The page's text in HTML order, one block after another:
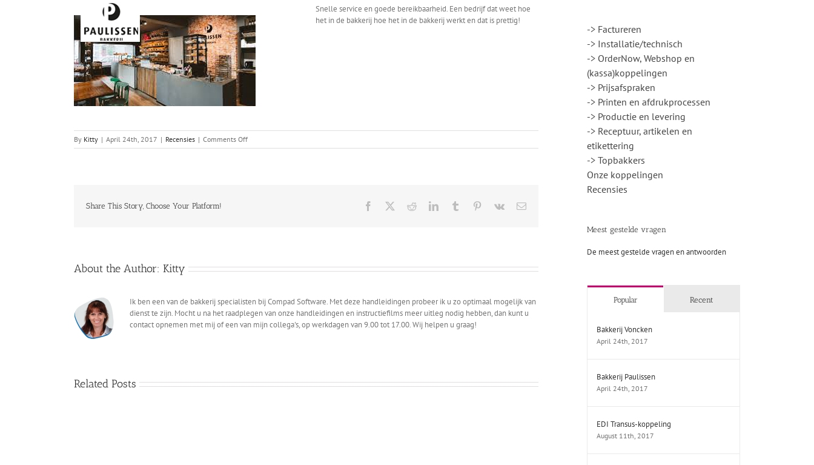
Snelle service en goede bereikbaarheid. Een bedrijf dat weet hoe
het in de bakkerij hoe het in de bakkerij werkt en dat is prettig!
By Kitty | April 24th, 2017 | Recensies | Comments Offon
Bakkerij
Share This Story, Choose Your Platform! Facebook RedditLinkedInTumblr Pinterest
Vk Email
About the Author: Kitty
Ik ben een van de bakkerij specialisten bij Compad Software. Met deze handleidingen probeer ik u zo optimaal mogelijk van
dienst te zijn. Mocht u na het raadplegen van onze handleidingen en instructiefilms meer uitleg nodig hebben, dan kunt u
contact opnemen met mij of een van mijn collega's, op werkdagen van 9.00 tot 17.00. Wij helpen u graag!
Related Posts
-> Factureren
-> Installatie/technisch
-> OrderNow, Webshop en
(kassa)koppelingen
-> Prijsafspraken
-> Printen en afdrukprocessen
-> Productie en levering
-> Receptuur, artikelen en
etikettering
-> Topbakkers
Onze koppelingen
Recensies
Meest gestelde vragen
De meest gestelde vragen en antwoorden
Popular Recent
Bakkerij Voncken
April 24th, 2017
Bakkerij Paulissen
April 24th, 2017
EDI Transus-koppeling
August 11th, 2017